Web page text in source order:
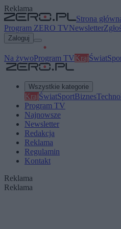
Reklama
Strona
Program ZERO TVNewsletter
Zaloguj
Na żywoProgram TVKrajŚwiat
Wszystkie kategorie
KrajŚwiatSportBiznes
Program TV
Najnowsze
Newsletter
Redakcja
Reklama
Regulamin
Kontakt
Reklama
Reklama